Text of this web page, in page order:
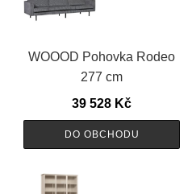
WOOOD Pohovka Rodeo
277 cm
39 528 Kč
DO OBCHODU